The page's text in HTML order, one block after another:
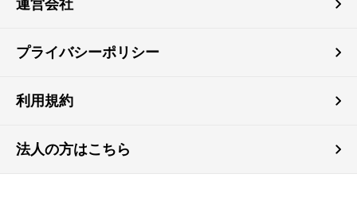
運営会社
プライバシーポリシー
利用規約
法人の方はこちら